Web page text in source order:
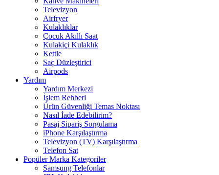
Televizyon
Airfryer
Kulaklıklar
Çocuk Akıllı Saat
Kulakiçi Kulaklık
Kettle
Saç Düzleştirici
Airpods
Yardım
Yardım Merkezi
İşlem Rehberi
Ürün Güvenliği Temas Noktası
Nasıl İade Edebilirim?
Pasaj Sipariş Sorgulama
iPhone Karşılaştırma
Televizyon (TV) Karşılaştırma
Telefon Sat
Popüler Marka Kategoriler
Samsung Telefonlar